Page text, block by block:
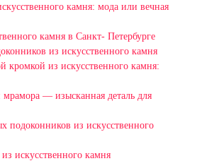
камня: мода или вечная
камня в Санкт- Петербурге
из искусственного камня
кромкой из искусственного камня:
мрамора — изысканная деталь для
подоконников из искусственного
искусственного камня